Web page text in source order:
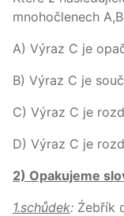
mnohočlenech
A) Výraz C je
B) Výraz C je
C) Výraz C je
D) Výraz C je
2) Opakujeme
1.schůdek: Źebřík